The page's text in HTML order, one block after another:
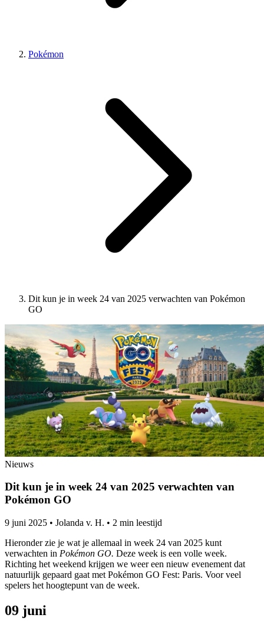
Pokémon
Dit kun je in week 24 van 2025 verwachten van Pokémon
GO
Nieuws
Dit kun je in week 24 van 2025 verwachten van
Pokémon GO
9 juni 2025 • Jolanda v. H. • 2 min leestijd
Hieronder zie je wat je allemaal in week 24 van 2025 kunt
verwachten in Pokémon GO. Deze week is een volle week.
Richting het weekend krijgen we weer een nieuw evenement dat
natuurlijk gepaard gaat met Pokémon GO Fest: Paris. Voor veel
spelers het hoogtepunt van de week.
09 juni